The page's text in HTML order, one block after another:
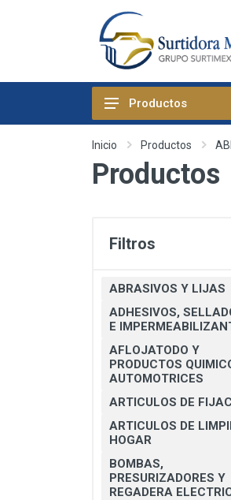
ABRASIVOS Y LIJAS
ADHESIVOS,
IMPERMEABILIZANTES
ARTICULOS DE FIJACION
HOGAR
BOMBAS,
REGADERA ELECTRICA
CHAPAS Y HERRAJES
ESCALERAS
HERRAMIENTAS DE
CORTE
Productos
Inicio Productos
Productos
Filtros
ABRASIVOS Y LIJAS
ADHESIVOS,
E
AFLOJATODO Y
PRODUCTOS
AUTOMOTRICES
ARTICULOS DE
ARTICULOS DE
HOGAR
BOMBAS,
PRESURIZADORES Y
REGADERA